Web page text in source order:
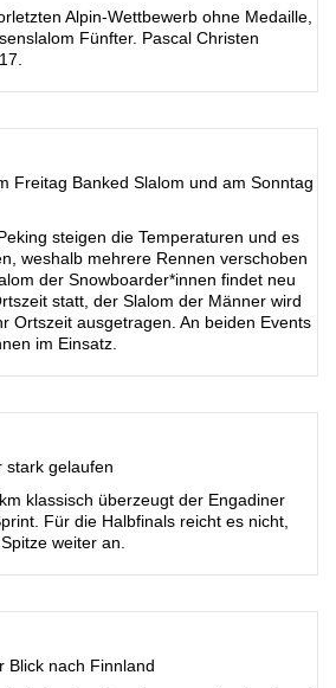
Alpin-Wettbewerb ohne Medaille,
Fünfter. Pascal Christen
Freitag Banked Slalom und am Sonntag
steigen die Temperaturen und es
weshalb mehrere Rennen verschoben
der Snowboarder*innen findet neu
statt, der Slalom der Männer wird
Ortszeit ausgetragen. An beiden Events
im Einsatz.
stark gelaufen
klassisch überzeugt der Engadiner
Für die Halbfinals reicht es nicht,
weiter an.
Blick nach Finnland